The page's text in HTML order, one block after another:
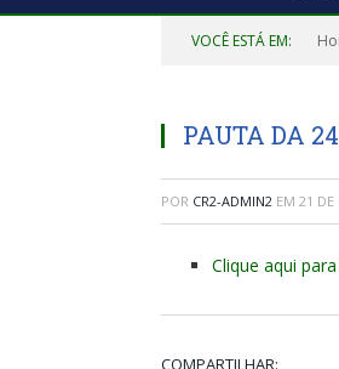
VOCÊ ESTÁ EM:
PAUTA DA
POR CR2-ADMIN2 EM 21 DE
Clique aqui
COMPARTILHAR: